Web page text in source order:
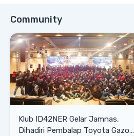
Community
Klub ID42NER Gelar Jamnas,
Dihadiri Pembalap Toyota Gazoo